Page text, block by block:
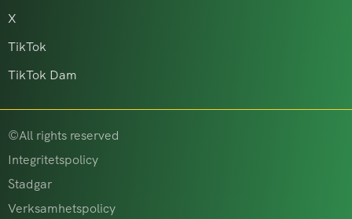
X
TikTok
TikTok Dam
©All rights reserved
Integritetspolicy
Stadgar
Verksamhetspolicy